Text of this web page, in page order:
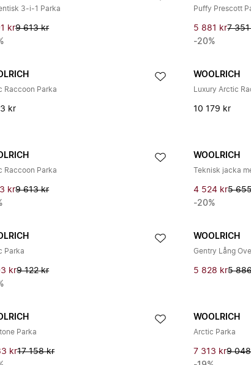
3-i-1 Parka
kr9 613 kr
Puffy Prescott
5 881 kr7
-20%
Raccoon Parka
kr
WOOLRICH
Luxury Arctic
10 179 kr
Raccoon Parka
kr9 613 kr
WOOLRICH
Teknisk jacka
4 524 kr5
-20%
Parka
kr9 122 kr
WOOLRICH
Gentry Lång
5 828 kr5
Parka
kr17 158 kr
WOOLRICH
Arctic Parka
7 313 kr9